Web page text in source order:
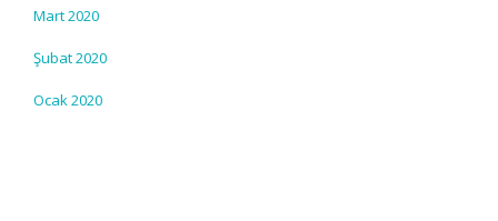
Mart 2020
Şubat 2020
Ocak 2020